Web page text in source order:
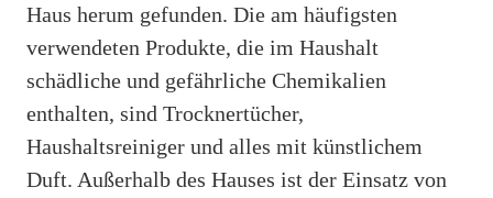
Haus herum gefunden. Die am häufigsten
verwendeten Produkte, die im Haushalt
schädliche und gefährliche Chemikalien
enthalten, sind Trocknertücher,
Haushaltsreiniger und alles mit künstlichem
Duft. Außerhalb des Hauses ist der Einsatz von